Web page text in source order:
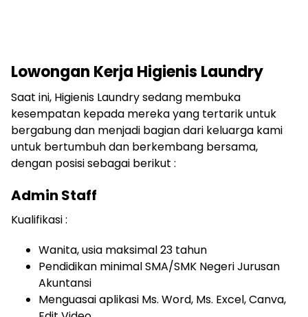
Lowongan Kerja Higienis Laundry
Saat ini, Higienis Laundry sedang membuka
kesempatan kepada mereka yang tertarik untuk
bergabung dan menjadi bagian dari keluarga kami
untuk bertumbuh dan berkembang bersama,
dengan posisi sebagai berikut :
Admin Staff
Kualifikasi :
Wanita, usia maksimal 23 tahun
Pendidikan minimal SMA/SMK Negeri Jurusan
Akuntansi
Menguasai aplikasi Ms. Word, Ms. Excel, Canva,